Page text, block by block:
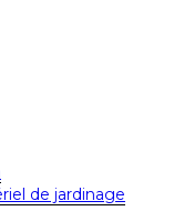
de jardinage